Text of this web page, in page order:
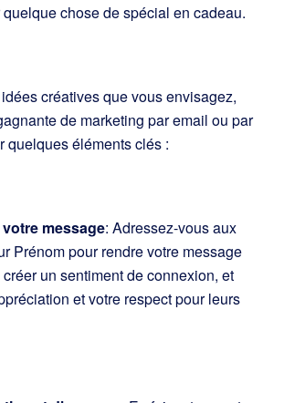
chose de spécial en cadeau.
créatives que vous envisagez,
de marketing par email ou par
quelques éléments clés :
message: Adressez-vous aux
Prénom pour rendre votre message
un sentiment de connexion, et
et votre respect pour leurs